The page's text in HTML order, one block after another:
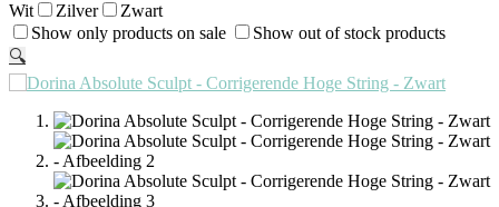
Wit
Zilver
Zwart
Show only products on sale
Show out of stock products
🔍